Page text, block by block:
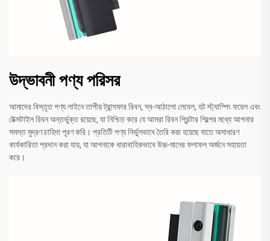
উদ্ভাবনী পণ্য পরিসর
আমাদের বিস্তৃত পণ্য লাইনে তাপীয় ট্রান্সফার রিবন, স্ব-আঠালো লেবেল, হট স্ট্যাম্পিং ফয়েল এবং
টেক্সটাইল রিবন অন্তর্ভুক্ত রয়েছে, যা নিশ্চিত করে যে আমরা রিবন প্রিন্টার শিল্পের মধ্যে আপনার
সমস্ত মুদ্রণ চাহিদা পূরণ করি। প্রতিটি পণ্য নির্ভুলভাবে তৈরি করা হয়েছে যাতে অসাধারণ
কার্যকারিতা প্রদান করা যায়, যা আপনাকে ধারাবাহিকভাবে উচ্চ-মানের ফলাফল অর্জনে সহায়তা
করে।